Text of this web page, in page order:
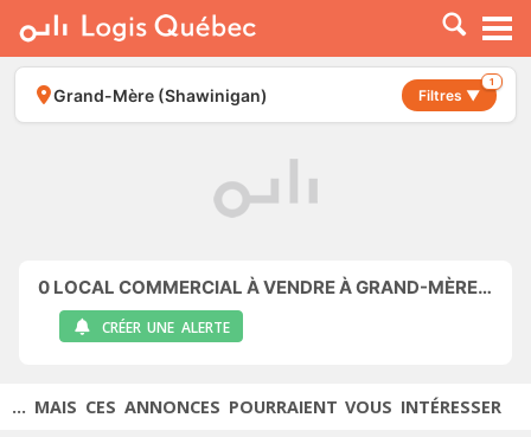
À LOUER
À VENDRE
PLACER UNE ANNONCE
Grand-Mère (Shawinigan) Filtres ▼
1
0 LOCAL COMMERCIAL À VENDRE À GRAND-MÈRE (SHAWINIGAN)
CRÉER UNE ALERTE
... MAIS CES ANNONCES POURRAIENT VOUS INTÉRESSER